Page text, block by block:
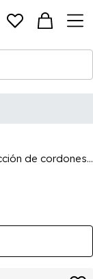
de cordones
cordones de
de fútbol para
gama de